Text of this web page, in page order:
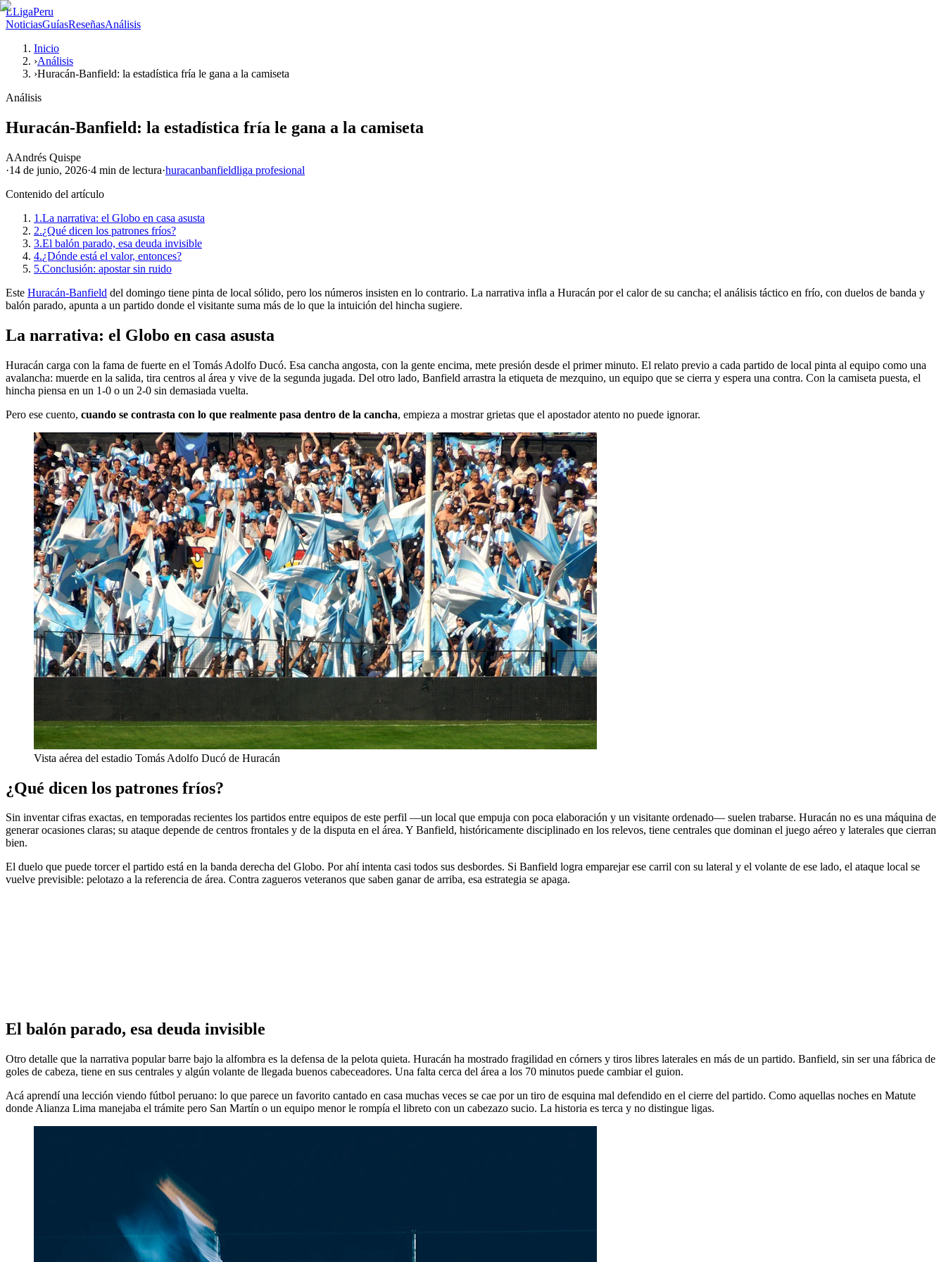
LLigaPeru
NoticiasGuíasReseñasAnálisis
Inicio
›Análisis
›Huracán-Banfield: la estadística fría le gana a la camiseta
Análisis
Huracán-Banfield: la estadística fría le gana a la camiseta
AAndrés Quispe
·14 de junio, 2026·4 min de lectura·huracanbanfieldliga profesional
Contenido del artículo
1.La narrativa: el Globo en casa asusta
2.¿Qué dicen los patrones fríos?
3.El balón parado, esa deuda invisible
4.¿Dónde está el valor, entonces?
5.Conclusión: apostar sin ruido
Este Huracán-Banfield del domingo tiene pinta de local sólido, pero los números insisten en lo contrario. La narrativa infla a Huracán por el calor de su cancha; el análisis táctico en frío, con duelos de banda y
balón parado, apunta a un partido donde el visitante suma más de lo que la intuición del hincha sugiere.
La narrativa: el Globo en casa asusta
Huracán carga con la fama de fuerte en el Tomás Adolfo Ducó. Esa cancha angosta, con la gente encima, mete presión desde el primer minuto. El relato previo a cada partido de local pinta al equipo como una
avalancha: muerde en la salida, tira centros al área y vive de la segunda jugada. Del otro lado, Banfield arrastra la etiqueta de mezquino, un equipo que se cierra y espera una contra. Con la camiseta puesta, el
hincha piensa en un 1-0 o un 2-0 sin demasiada vuelta.
Pero ese cuento, cuando se contrasta con lo que realmente pasa dentro de la cancha, empieza a mostrar grietas que el apostador atento no puede ignorar.
Vista aérea del estadio Tomás Adolfo Ducó de Huracán
¿Qué dicen los patrones fríos?
Sin inventar cifras exactas, en temporadas recientes los partidos entre equipos de este perfil —un local que empuja con poca elaboración y un visitante ordenado— suelen trabarse. Huracán no es una máquina de
generar ocasiones claras; su ataque depende de centros frontales y de la disputa en el área. Y Banfield, históricamente disciplinado en los relevos, tiene centrales que dominan el juego aéreo y laterales que cierran
bien.
El duelo que puede torcer el partido está en la banda derecha del Globo. Por ahí intenta casi todos sus desbordes. Si Banfield logra emparejar ese carril con su lateral y el volante de ese lado, el ataque local se
vuelve previsible: pelotazo a la referencia de área. Contra zagueros veteranos que saben ganar de arriba, esa estrategia se apaga.
El balón parado, esa deuda invisible
Otro detalle que la narrativa popular barre bajo la alfombra es la defensa de la pelota quieta. Huracán ha mostrado fragilidad en córners y tiros libres laterales en más de un partido. Banfield, sin ser una fábrica de
goles de cabeza, tiene en sus centrales y algún volante de llegada buenos cabeceadores. Una falta cerca del área a los 70 minutos puede cambiar el guion.
Acá aprendí una lección viendo fútbol peruano: lo que parece un favorito cantado en casa muchas veces se cae por un tiro de esquina mal defendido en el cierre del partido. Como aquellas noches en Matute
donde Alianza Lima manejaba el trámite pero San Martín o un equipo menor le rompía el libreto con un cabezazo sucio. La historia es terca y no distingue ligas.